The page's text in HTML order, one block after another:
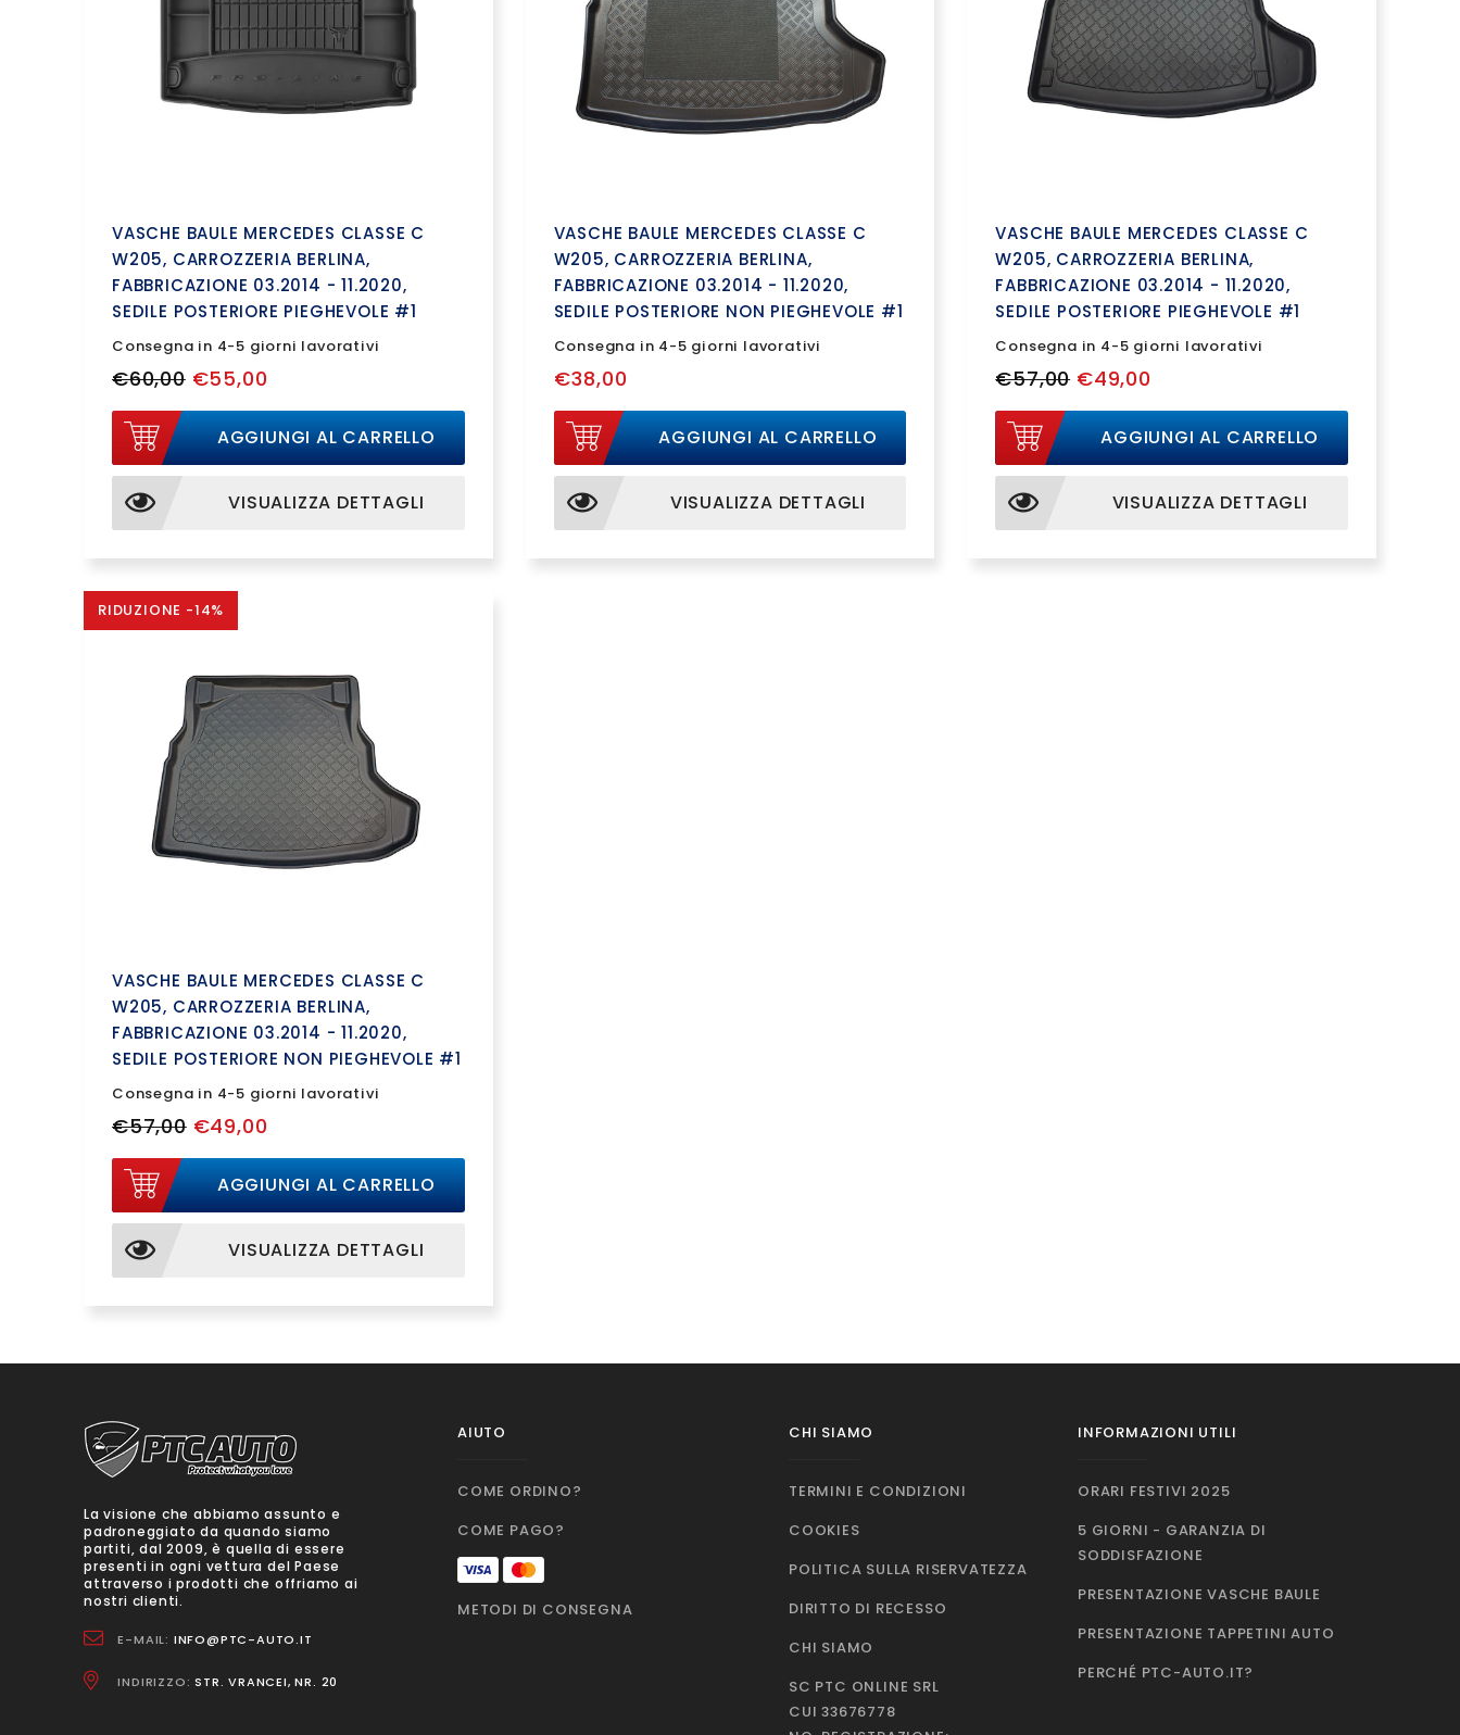
VASCHE BAULE MERCEDES CLASSE C
W205, CARROZZERIA BERLINA,
FABBRICAZIONE 03.2014 - 11.2020,
SEDILE POSTERIORE PIEGHEVOLE #1
Consegna in 4-5 giorni lavorativi
€60,00€55,00
AGGIUNGI AL CARRELLO
VISUALIZZA DETTAGLI
VASCHE BAULE MERCEDES CLASSE C
W205, CARROZZERIA BERLINA,
FABBRICAZIONE 03.2014 - 11.2020,
SEDILE POSTERIORE NON PIEGHEVOLE #1
Consegna in 4-5 giorni lavorativi
€38,00
AGGIUNGI AL CARRELLO
VISUALIZZA DETTAGLI
VASCHE BAULE MERCEDES CLASSE C
W205, CARROZZERIA BERLINA,
FABBRICAZIONE 03.2014 - 11.2020,
SEDILE POSTERIORE PIEGHEVOLE #1
Consegna in 4-5 giorni lavorativi
€57,00€49,00
AGGIUNGI AL CARRELLO
VISUALIZZA DETTAGLI
RIDUZIONE -14%
VASCHE BAULE MERCEDES CLASSE C
W205, CARROZZERIA BERLINA,
FABBRICAZIONE 03.2014 - 11.2020,
SEDILE POSTERIORE NON PIEGHEVOLE #1
Consegna in 4-5 giorni lavorativi
€57,00€49,00
AGGIUNGI AL CARRELLO
VISUALIZZA DETTAGLI
La visione che abbiamo assunto e
padroneggiato da quando siamo
partiti, dal 2009, è quella di essere
presenti in ogni vettura del Paese
attraverso i prodotti che offriamo ai
nostri clienti.
E-MAIL: INFO@PTC-AUTO.IT
INDIRIZZO: STR. VRANCEI, NR. 20
AIUTO
COME ORDINO?
COME PAGO?
METODI DI CONSEGNA
CHI SIAMO
TERMINI E CONDIZIONI
COOKIES
POLITICA SULLA RISERVATEZZA
DIRITTO DI RECESSO
CHI SIAMO
SC PTC ONLINE SRL
CUI 33676778
INFORMAZIONI UTILI
ORARI FESTIVI 2025
5 GIORNI - GARANZIA DI
SODDISFAZIONE
PRESENTAZIONE VASCHE BAULE
PRESENTAZIONE TAPPETINI AUTO
PERCHÉ PTC-AUTO.IT?